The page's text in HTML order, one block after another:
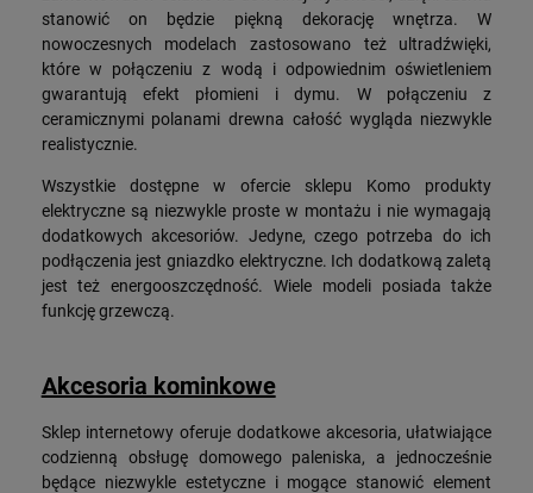
stanowić on będzie piękną dekorację wnętrza. W
nowoczesnych modelach zastosowano też ultradźwięki,
które w połączeniu z wodą i odpowiednim oświetleniem
gwarantują efekt płomieni i dymu. W połączeniu z
ceramicznymi polanami drewna całość wygląda niezwykle
realistycznie.
Wszystkie dostępne w ofercie sklepu Komo produkty
elektryczne są niezwykle proste w montażu i nie wymagają
dodatkowych akcesoriów. Jedyne, czego potrzeba do ich
podłączenia jest gniazdko elektryczne. Ich dodatkową zaletą
jest też energooszczędność. Wiele modeli posiada także
funkcję grzewczą.
Akcesoria kominkowe
Sklep internetowy oferuje dodatkowe akcesoria, ułatwiające
codzienną obsługę domowego paleniska, a jednocześnie
będące niezwykle estetyczne i mogące stanowić element